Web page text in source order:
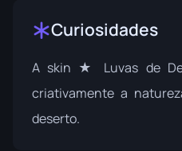
Curiosidades
A skin ★ Luvas de
criativamente a
deserto.